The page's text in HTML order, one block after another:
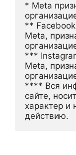
* Meta
**
Meta,
***
Meta,
**** Вся
сайте,
характер и
действию.